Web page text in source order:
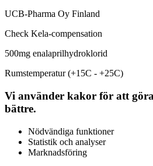
UCB-Pharma Oy Finland
Check Kela-compensation
500mg enalaprilhydroklorid
Rumstemperatur (+15C - +25C)
Vi använder kakor för att
bättre.
Nödvändiga funktioner
Statistik och analyser
Marknadsföring